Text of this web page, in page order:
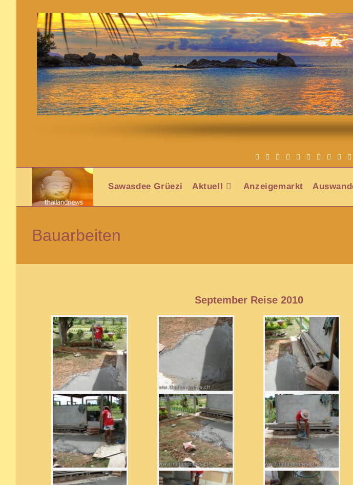
Sawasdee Grüezi Aktuell Anzeigemarkt
Bauarbeiten
September Reise 2010